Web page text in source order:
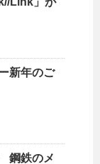
新年のご
鋼鉄のメ